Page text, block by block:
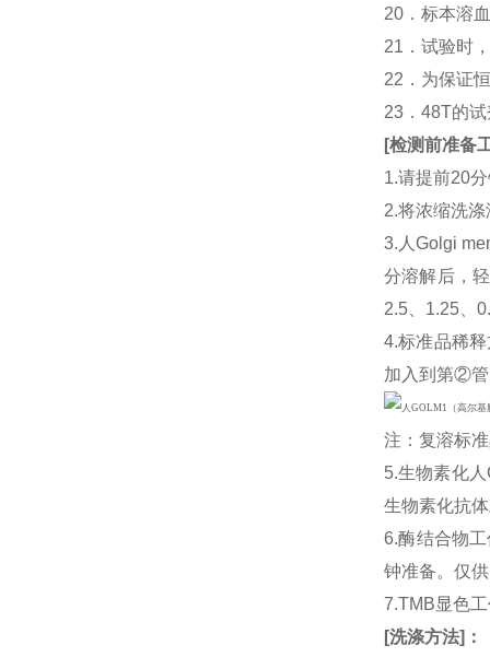
20．标本溶
21．试验时
22．为保证
23．48T的
[检测前准备
1.请提前20
2.将浓缩洗
3.人Golgi
分溶解后，
2.5、1.25、
4.标准品稀
加入到第②
注：复溶标
5.生物素化
生物素化抗
6.酶结合物
钟准备。仅
7.TMB显色
[洗涤方法] ：